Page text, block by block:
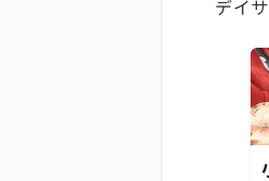
デイ